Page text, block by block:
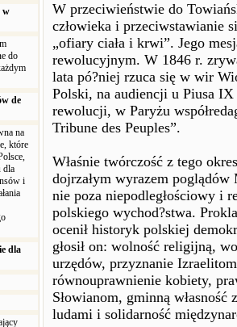
w
do
de
na
które
dla
i
dla
W przeciwieństwie do
człowieka i przeciwstawianie
„ofiary ciała i krwi”. Jego
rewolucyjnym. W 1846 r.
lata pó?niej rzuca się w wir
Polski, na audiencji u Piusa IX
rewolucji, w Paryżu
Tribune des Peuples”.
Właśnie twórczość z tego
dojrzałym wyrazem
nie poza niepodległościowy i
polskiego wychod?stwa.
ocenił historyk polskiej
głosił on: wolność religijną,
urzędów, przyznanie
równouprawnienie kobiety,
Słowianom, gminną
ludami i solidarność